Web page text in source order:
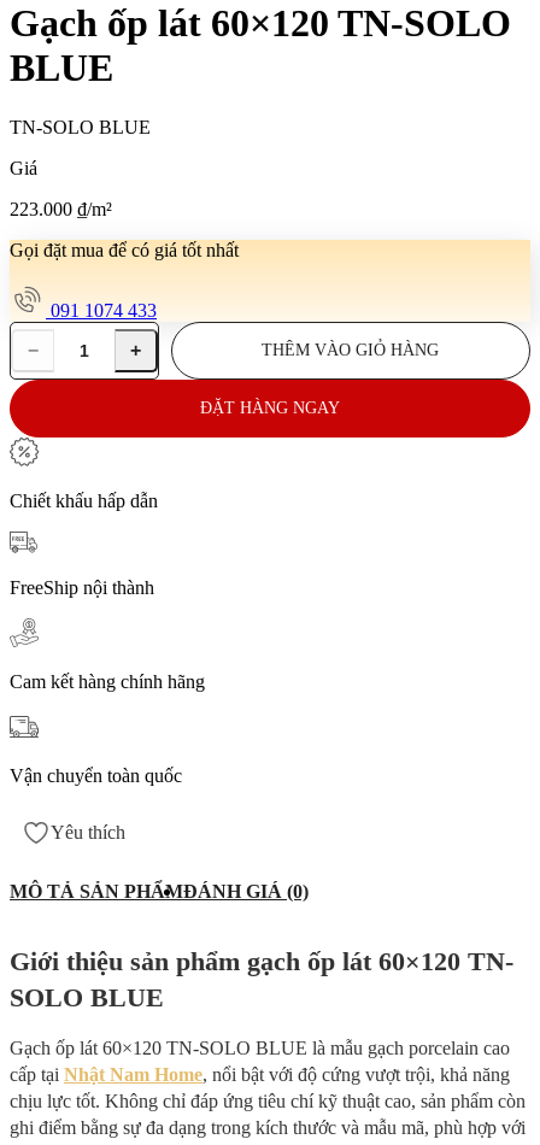
Gạch ốp lát 60×120 TN-SOLO
BLUE
TN-SOLO BLUE
Giá
223.000 ₫/m²
Gọi đặt mua để có giá tốt nhất
091 1074 433
Gạch
ốp
lát
60x120
TN-
SOLO
BLUE
số
lượng
− + THÊM VÀO GIỎ HÀNG
ĐẶT HÀNG NGAY
Chiết khấu hấp dẫn
FreeShip nội thành
Cam kết hàng chính hãng
Vận chuyển toàn quốc
Yêu thích
MÔ TẢ SẢN PHẨMĐÁNH GIÁ (0)
Giới thiệu sản phẩm gạch ốp lát 60×120 TN-
SOLO BLUE
Gạch ốp lát 60×120 TN-SOLO BLUE là mẫu gạch porcelain cao
cấp tại Nhật Nam Home, nổi bật với độ cứng vượt trội, khả năng
chịu lực tốt. Không chỉ đáp ứng tiêu chí kỹ thuật cao, sản phẩm còn
ghi điểm bằng sự đa dạng trong kích thước và mẫu mã, phù hợp với